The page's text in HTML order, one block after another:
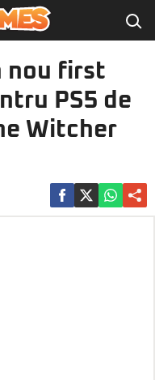
nou first
PS5 de
Witcher